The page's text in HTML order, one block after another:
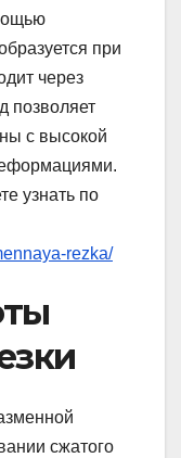
при
через
позволяет
с высокой
узнать по
rezka/
сжатого